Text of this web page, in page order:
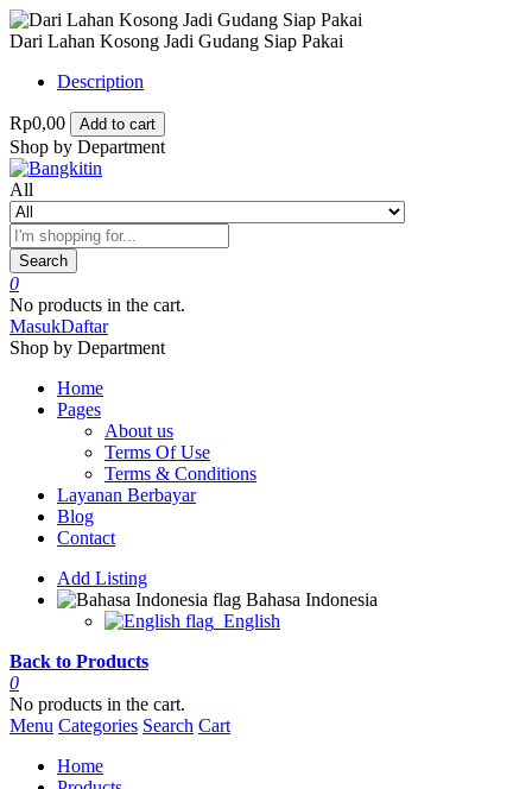
Dari Lahan Kosong Jadi Gudang Siap Pakai
Description
Rp0,00 Add to cart
Shop by Department
All
Search
0
No products in the cart.
MasukDaftar
Shop by Department
Home
Pages
About us
Terms Of Use
Terms & Conditions
Layanan Berbayar
Blog
Contact
Add Listing
Bahasa Indonesia
English
Back to Products
0
No products in the cart.
Menu Categories Search Cart
Home